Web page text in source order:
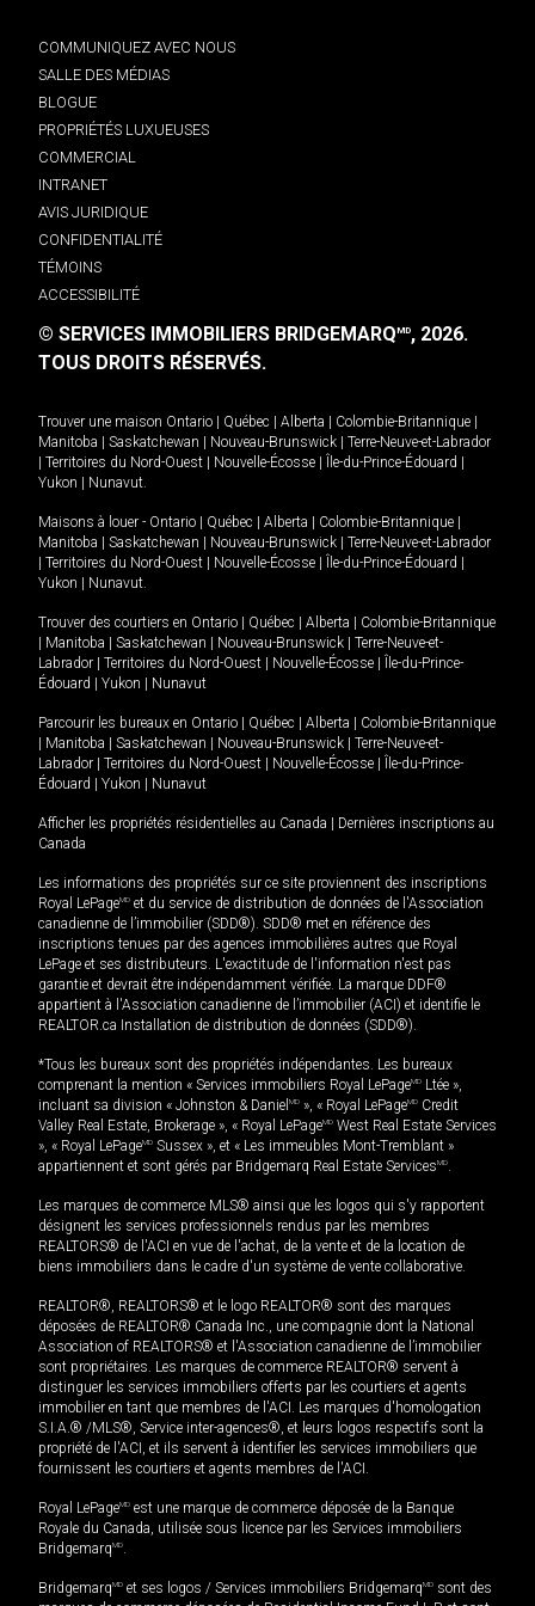
COMMUNIQUEZ AVEC NOUS
SALLE DES MÉDIAS
BLOGUE
PROPRIÉTÉS LUXUEUSES
COMMERCIAL
INTRANET
AVIS JURIDIQUE
CONFIDENTIALITÉ
TÉMOINS
ACCESSIBILITÉ
© SERVICES IMMOBILIERS BRIDGEMARQMD, 2026.
TOUS DROITS RÉSERVÉS.
Trouver une maison Ontario Québec Alberta Colombie-Britannique
Manitoba
Saskatchewan Nouveau-Brunswick
Terre-Neuve-et-Labrador
Territoires du Nord-Ouest Nouvelle-Écosse Île-du-Prince-Édouard
Yukon
Nunavut.
Maisons à louer - Ontario Québec Alberta Colombie-Britannique
Manitoba
Saskatchewan Nouveau-Brunswick
Terre-Neuve-et-Labrador
Territoires du Nord-Ouest Nouvelle-Écosse Île-du-Prince-Édouard
Yukon
Nunavut.
Trouver des courtiers en Ontario Québec Alberta
Colombie-Britannique
Manitoba Saskatchewan Nouveau-Brunswick
Terre-Neuve-et-
Labrador
Territoires du Nord-Ouest Nouvelle-Écosse
Île-du-Prince-
Édouard
Yukon Nunavut
Parcourir les bureaux en Ontario Québec Alberta
Colombie-Britannique
Manitoba Saskatchewan Nouveau-Brunswick
Terre-Neuve-et-
Labrador
Territoires du Nord-Ouest Nouvelle-Écosse
Île-du-Prince-
Édouard
Yukon Nunavut
Afficher les propriétés résidentielles au Canada
Dernières inscriptions au
Canada
Les informations des propriétés sur ce site proviennent des inscriptions
Royal LePageMD et du service de distribution de données de l'Association
canadienne de l’immobilier (SDD®). SDD® met en référence des
inscriptions tenues par des agences immobilières autres que Royal
LePage et ses distributeurs. L'exactitude de l'information n'est pas
garantie et devrait être indépendamment vérifiée. La marque DDF®
appartient à l'Association canadienne de l’immobilier (ACI) et identifie le
REALTOR.ca Installation de distribution de données (SDD®).
*Tous les bureaux sont des propriétés indépendantes. Les bureaux
comprenant la mention « Services immobiliers Royal LePageMD Ltée »,
incluant sa division « Johnston & Daniel MD », « Royal LePageMD Credit
Valley Real Estate, Brokerage », « Royal LePageMD West Real Estate Services
», « Royal LePageMD Sussex », et « Les immeubles Mont-Tremblant »
appartiennent et sont gérés par Bridgemarq Real Estate ServicesMD.
Les marques de commerce MLS® ainsi que les logos qui s'y rapportent
désignent les services professionnels rendus par les membres
REALTORS® de l'ACI en vue de l'achat, de la vente et de la location de
biens immobiliers dans le cadre d'un système de vente collaborative.
REALTOR®, REALTORS® et le logo REALTOR® sont des marques
déposées de REALTOR® Canada Inc., une compagnie dont la National
Association of REALTORS® et l'Association canadienne de l’immobilier
sont propriétaires. Les marques de commerce REALTOR® servent à
distinguer les services immobiliers offerts par les courtiers et agents
immobilier en tant que membres de l'ACI. Les marques d'homologation
S.I.A.® /MLS®, Service inter-agences®, et leurs logos respectifs sont la
propriété de l'ACI, et ils servent à identifier les services immobiliers que
fournissent les courtiers et agents membres de l'ACI.
Royal LePageMD est une marque de commerce déposée de la Banque
Royale du Canada, utilisée sous licence par les Services immobiliers
BridgemarqMD.
BridgemarqMD et ses logos / Services immobiliers BridgemarqMD sont des